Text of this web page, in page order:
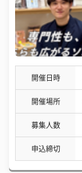
開催日時
開催場所
募集人数
申込締切